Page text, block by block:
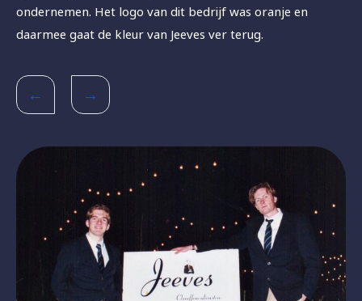
ondernemen. Het logo van dit bedrijf was oranje en
daarmee gaat de kleur van Jeeves ver terug.